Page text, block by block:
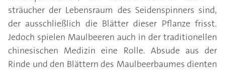
sträucher der Lebensraum des Seidenspinners sind,
der ausschließlich die Blätter dieser Pflanze frisst.
Jedoch spielen Maulbeeren auch in der traditionellen
chinesischen Medizin eine Rolle. Absude aus der
Rinde und den Blättern des Maulbeerbaumes dienten